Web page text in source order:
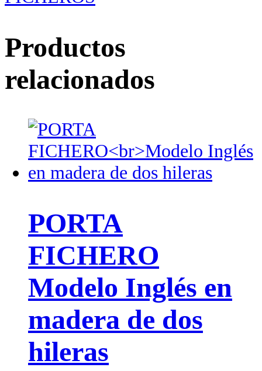
Productos
relacionados
PORTA
FICHERO
Modelo Inglés en
madera de dos
hileras